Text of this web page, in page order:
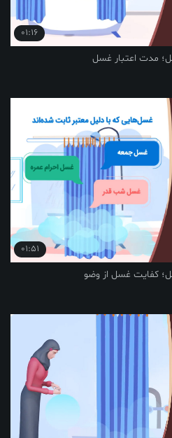
01:16
غسل
01:51
از وضو